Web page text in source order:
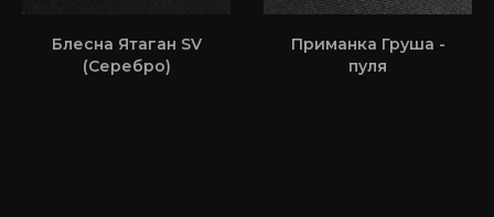
Блесна Ятаган SV
(Серебро)
Приманка Груша -
пуля